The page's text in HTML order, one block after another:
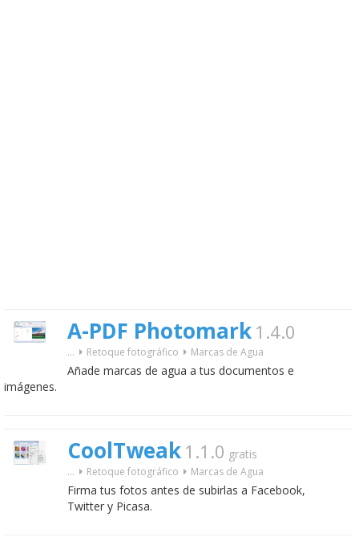
A-PDF Photomark 1.4.0
... Retoque fotográfico Marcas de Agua
Añade marcas de agua a tus documentos e
imágenes.
CoolTweak 1.1.0 gratis
... Retoque fotográfico Marcas de Agua
Firma tus fotos antes de subirlas a Facebook,
Twitter y Picasa.